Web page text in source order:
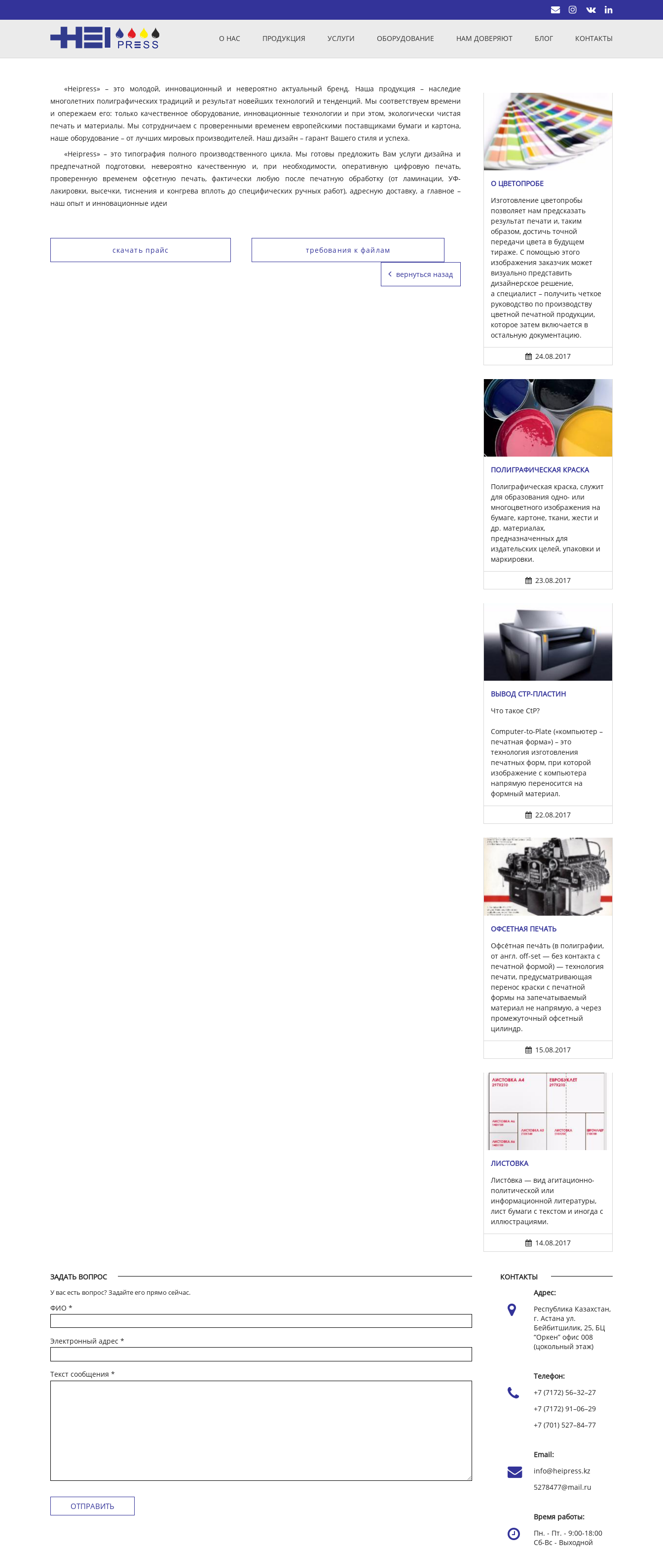
О НАС ПРОДУКЦИЯ УСЛУГИ ОБОРУДОВАНИЕ НАМ ДОВЕРЯЮТ БЛОГ КОНТАКТЫ
«Heipress» – это молодой, инновационный и невероятно актуальный бренд. Наша продукция – наследие
многолетних полиграфических традиций и результат новейших технологий и тенденций. Мы соответствуем времени
и опережаем его: только качественное оборудование, инновационные технологии и при этом, экологически чистая
печать и материалы. Мы сотрудничаем с проверенными временем европейскими поставщиками бумаги и картона,
наше оборудование – от лучших мировых производителей. Наш дизайн – гарант Вашего стиля и успеха.
«Heipress» – это типография полного производственного цикла. Мы готовы предложить Вам услуги дизайна и
предпечатной подготовки, невероятно качественную и, при необходимости, оперативную цифровую печать,
проверенную временем офсетную печать, фактически любую после печатную обработку (от ламинации, УФ-
лакировки, высечки, тиснения и конгрева вплоть до специфических ручных работ), адресную доставку, а главное –
наш опыт и инновационные идеи
скачать прайс требования к файлам
вернуться назад
О ЦВЕТОПРОБЕ
Изготовление цветопробы
позволяет нам предсказать
результат печати и, таким
образом, достичь точной
передачи цвета в будущем
тираже. С помощью этого
изображения заказчик может
визуально представить
дизайнерское решение,
а специалист – получить четкое
руководство по производству
цветной печатной продукции,
которое затем включается в
остальную документацию.
24.08.2017
ПОЛИГРАФИЧЕСКАЯ КРАСКА
Полиграфическая краска, служит
для образования одно- или
многоцветного изображения на
бумаге, картоне, ткани, жести и
др. материалах,
предназначенных для
издательских целей, упаковки и
маркировки.
23.08.2017
ВЫВОД CTP-ПЛАСТИН
Что такое CtP?
Computer-to-Plate («компьютер –
печатная форма») – это
технология изготовления
печатных форм, при которой
изображение с компьютера
напрямую переносится на
формный материал.
22.08.2017
ОФСЕ́ТНАЯ ПЕЧА́ТЬ
Офсе́тная печа́ть (в полиграфии,
от англ. off-set — без контакта с
печатной формой) — технология
печати, предусматривающая
перенос краски с печатной
формы на запечатываемый
материал не напрямую, а через
промежуточный офсетный
цилиндр.
15.08.2017
ЛИСТО́ВКА
Листо́вка — вид агитационно-
политической или
информационной литературы,
лист бумаги с текстом и иногда с
иллюстрациями.
14.08.2017
ЗАДАТЬ ВОПРОС
У вас есть вопрос? Задайте его прямо сейчас.
ФИО *
Электронный адрес *
Текст сообщения *
КОНТАКТЫ
Адрес:
Республика Казахстан,
г. Астана ул.
Бейбитшилик, 25, БЦ
“Оркен” офис 008
(цокольный этаж)
Телефон:
+7 (7172) 56–32–27
+7 (7172) 91–06–29
+7 (701) 527–84–77
Email:
info@heipress.kz
5278477@mail.ru
Время работы:
Пн. - Пт. - 9:00-18:00
Сб-Вс - Выходной